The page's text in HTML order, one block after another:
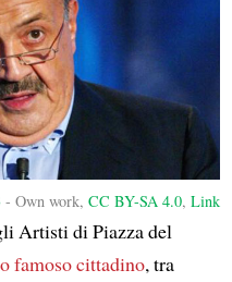
-Own work,CC BY-SA 4.0,Link
Artisti di Piazza del
famoso cittadino, tra